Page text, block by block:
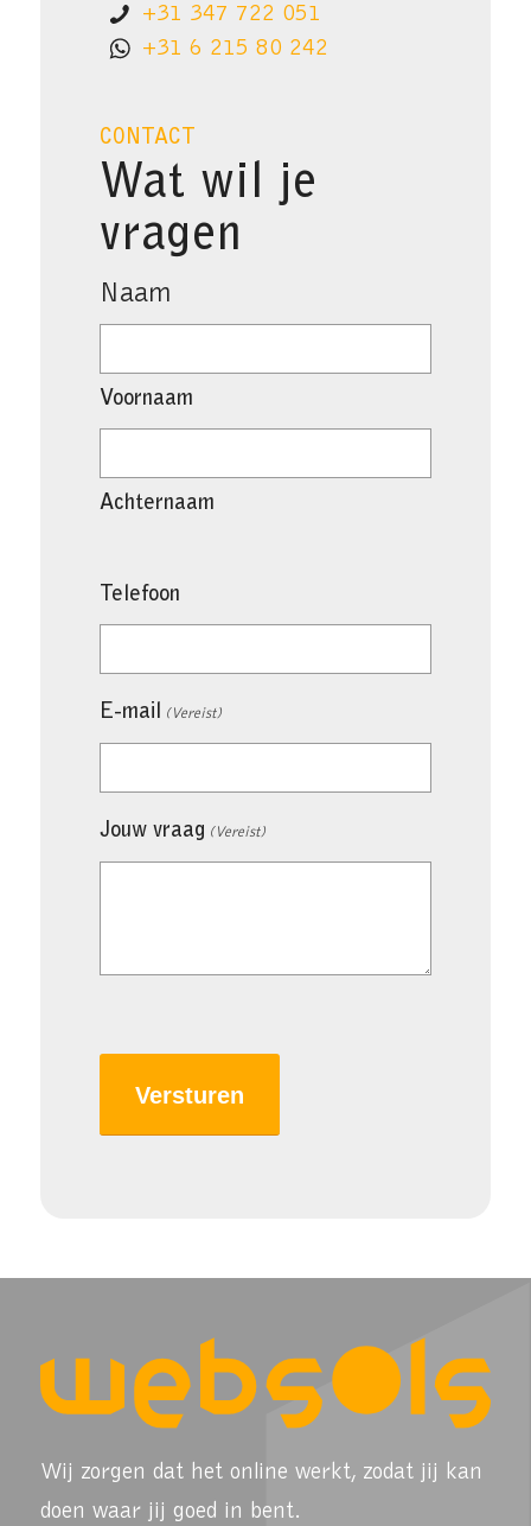
+31 347 722 051
+31 6 215 80 242
CONTACT
Wat wil je
vragen
Naam
Voornaam
Achternaam
Telefoon
E-mail (Vereist)
Jouw vraag (Vereist)
Wij zorgen dat het online werkt, zodat jij kan
doen waar jij goed in bent.